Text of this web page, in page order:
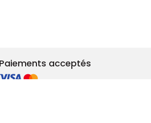
Paiements acceptés
la conformité avec les